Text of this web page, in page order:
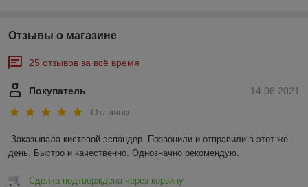
Отзывы о магазине
25 отзывов за всё время
14.06.2021
Покупатель
Отлично
Заказывала кистевой эспандер. Позвонили и отправили в этот же
день. Быстро и качественно. Однозначно рекомендую.
Сделка подтверждена через корзину